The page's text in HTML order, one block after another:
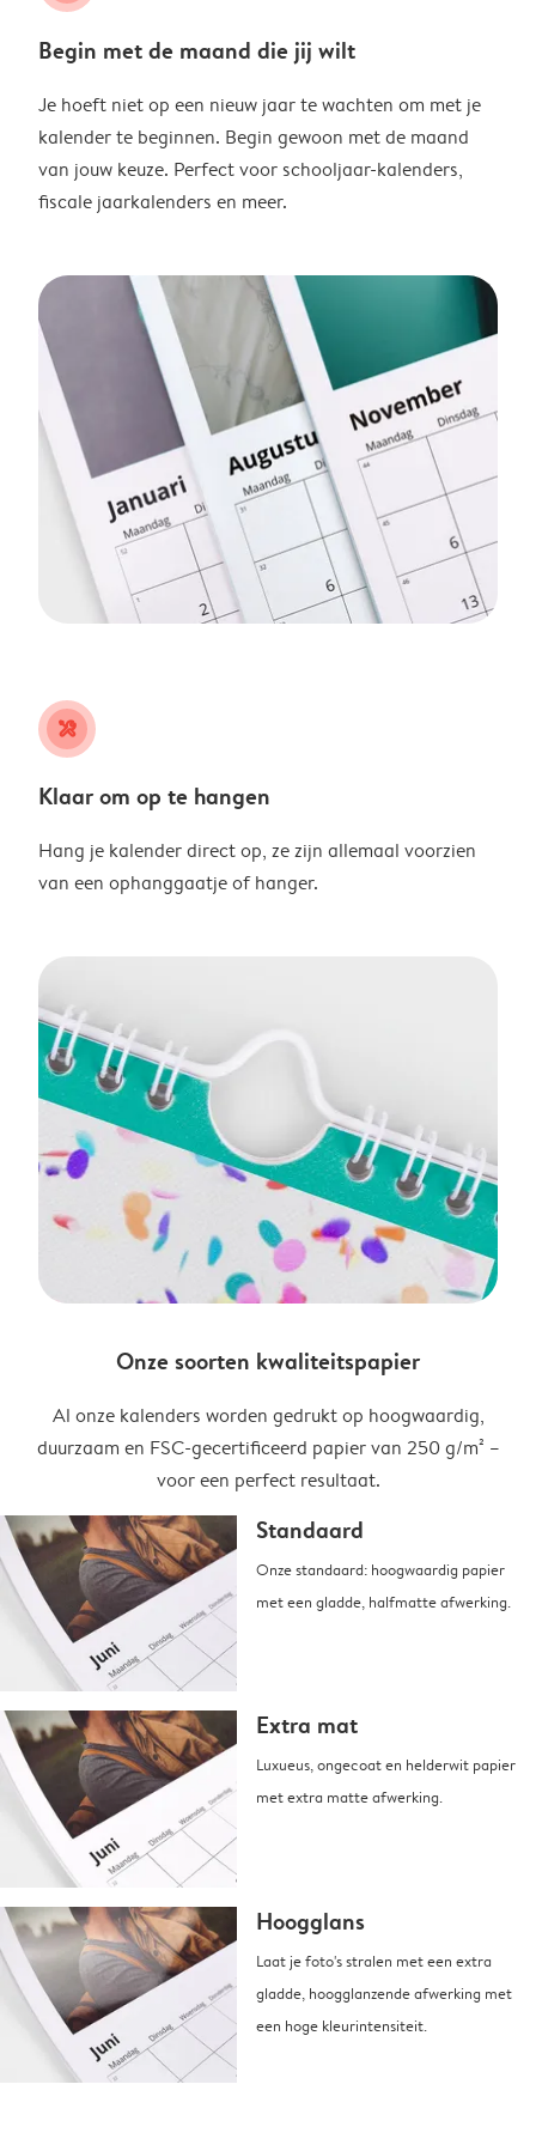
Begin met de maand die jij wilt
Je hoeft niet op een nieuw jaar te wachten om met je
kalender te beginnen. Begin gewoon met de maand
van jouw keuze. Perfect voor schooljaar-kalenders,
fiscale jaarkalenders en meer.
tools
Klaar om op te hangen
Hang je kalender direct op, ze zijn allemaal voorzien
van een ophanggaatje of hanger.
Onze soorten kwaliteitspapier
Al onze kalenders worden gedrukt op hoogwaardig,
duurzaam en FSC-gecertificeerd papier van 250 g/m² –
voor een perfect resultaat.
Standaard
Onze standaard: hoogwaardig papier
met een gladde, halfmatte afwerking.
Extra mat
Luxueus, ongecoat en helderwit papier
met extra matte afwerking.
Hoogglans
Laat je foto's stralen met een extra
gladde, hoogglanzende afwerking met
een hoge kleurintensiteit.